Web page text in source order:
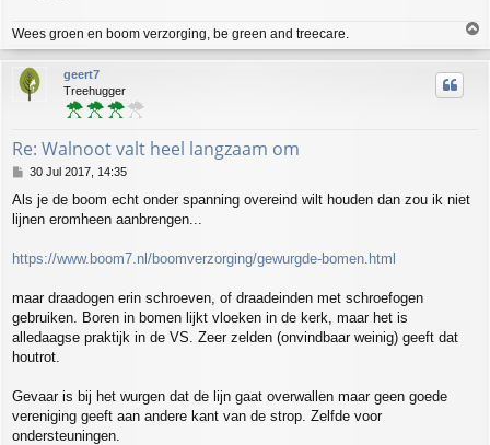
Wees groen en boom verzorging, be green and treecare.
p
geert7
Treehugger
Re: Walnoot valt heel langzaam om
P
s
t
30 Jul 2017, 14:35
Als je de boom echt onder spanning overeind wilt houden dan zou ik niet
lijnen eromheen aanbrengen...
https://www.boom7.nl/boomverzorging/gewurgde-bomen.html
maar draadogen erin schroeven, of draadeinden met schroefogen
gebruiken. Boren in bomen lijkt vloeken in de kerk, maar het is
alledaagse praktijk in de VS. Zeer zelden (onvindbaar weinig) geeft dat
houtrot.
Gevaar is bij het wurgen dat de lijn gaat overwallen maar geen goede
vereniging geeft aan andere kant van de strop. Zelfde voor
ondersteuningen.